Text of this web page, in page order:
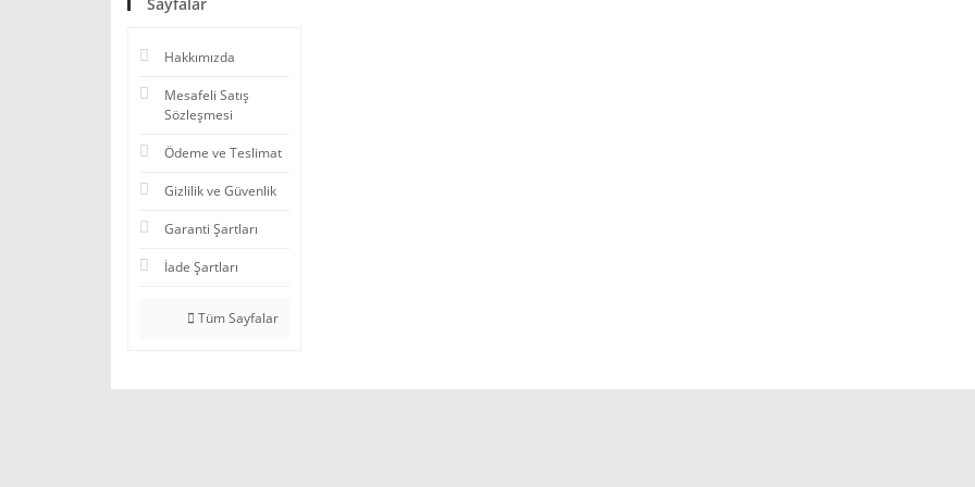
Sayfalar
Hakkımızda
Mesafeli Satış
Sözleşmesi
Ödeme ve Teslimat
Gizlilik ve Güvenlik
Garanti Şartları
İade Şartları
Tüm Sayfalar